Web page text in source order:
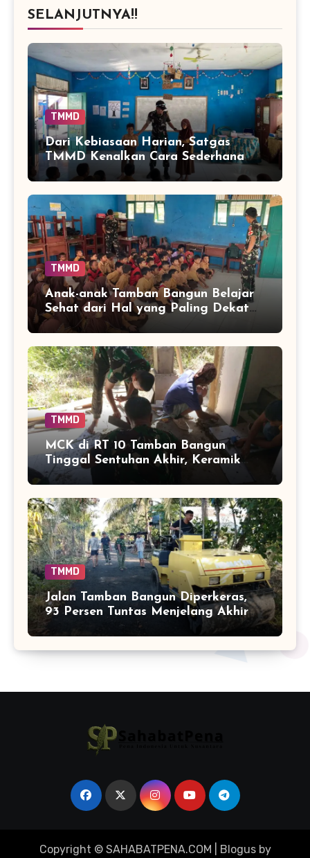
SELANJUTNYA!!
TMMD
Dari Kebiasaan Harian, Satgas
TMMD Kenalkan Cara Sederhana
Mencegah Penyakit Sejak Dini
TMMD
Anak-anak Tamban Bangun Belajar
Sehat dari Hal yang Paling Dekat
dengan Keseharian
TMMD
MCK di RT 10 Tamban Bangun
Tinggal Sentuhan Akhir, Keramik
Capai 75 Persen
TMMD
Jalan Tamban Bangun Diperkeras,
93 Persen Tuntas Menjelang Akhir
TMMD
Copyright © SAHABATPENA.COM Blogusby